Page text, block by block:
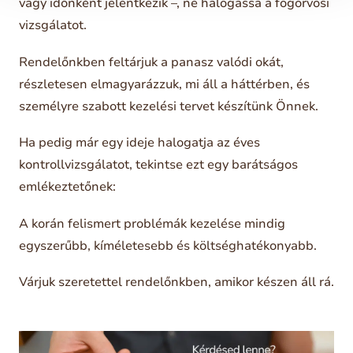
vagy időnként jelentkezik –, ne halogassa a fogorvosi
vizsgálatot.
Rendelőnkben feltárjuk a panasz valódi okát,
részletesen elmagyarázzuk, mi áll a háttérben, és
személyre szabott kezelési tervet készítünk Önnek.
Ha pedig már egy ideje halogatja az éves
kontrollvizsgálatot, tekintse ezt egy barátságos
emlékeztetőnek:
A korán felismert problémák kezelése mindig
egyszerűbb, kíméletesebb és költséghatékonyabb.
Várjuk szeretettel rendelőnkben, amikor készen áll rá.